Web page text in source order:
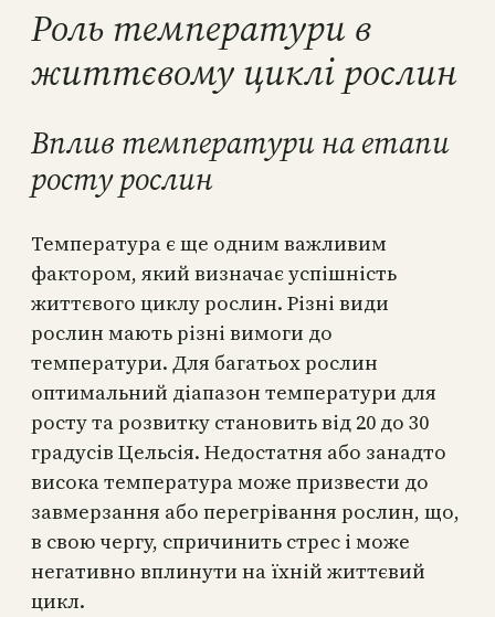
Роль температури в
життєвому циклі рослин
Вплив температури на етапи
росту рослин
Температура є ще одним важливим
фактором, який визначає успішність
життєвого циклу рослин. Різні види
рослин мають різні вимоги до
температури. Для багатьох рослин
оптимальний діапазон температури для
росту та розвитку становить від 20 до 30
градусів Цельсія. Недостатня або занадто
висока температура може призвести до
завмерзання або перегрівання рослин, що,
в свою чергу, спричинить стрес і може
негативно вплинути на їхній життєвий
цикл.